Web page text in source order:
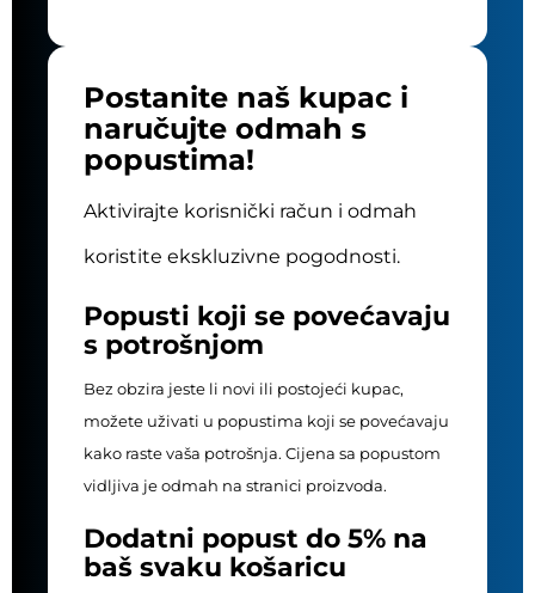
Postanite naš kupac i
naručujte odmah s
popustima!
Aktivirajte korisnički račun i odmah
koristite ekskluzivne pogodnosti.
Popusti koji se povećavaju
s potrošnjom
Bez obzira jeste li novi ili postojeći kupac,
možete uživati u popustima koji se povećavaju
kako raste vaša potrošnja. Cijena sa popustom
vidljiva je odmah na stranici proizvoda.
Dodatni popust do 5% na
baš svaku košaricu